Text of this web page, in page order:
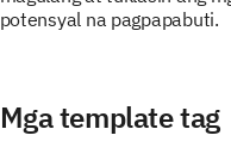
potensyal na pagpapabuti.
Mga template tag